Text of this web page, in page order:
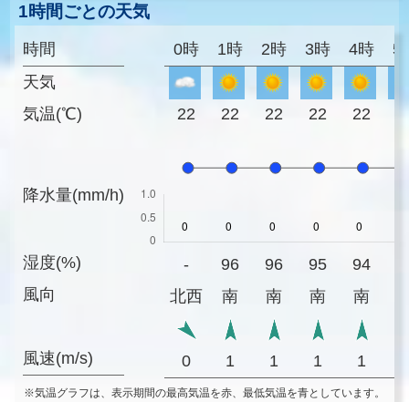
1時間ごとの天気
時間
天気
気温(℃)
降水量(mm/h)
湿度(%)
風向
風速(m/s)
0時 1時 2時 3時 4時 5
22 22 22 22 22
- 96 96 95 94
北西
南 南 南 南
0 1 1 1 1
※気温グラフは、表示期間の最高気温を赤、最低気温を青としています。